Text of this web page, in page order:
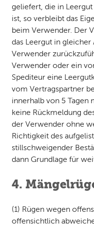
geliefert, die in
ist, so verbleibt das
beim Verwender. Der
das Leergut in gleicher
Verwender
Verwender oder ein
Spediteur eine
vom Vertragspartner
innerhalb von 5 Tagen
keine Rückmeldung
der Verwender ohne
Richtigkeit des
stillschweigender
dann Grundlage für
4.
(1) Rügen wegen
offensichtlich